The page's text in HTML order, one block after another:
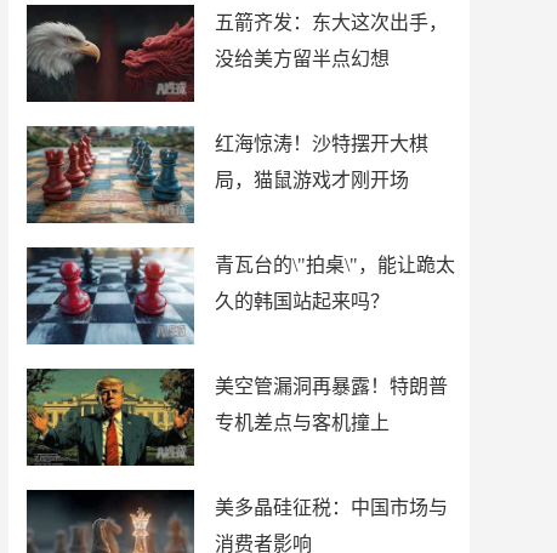
五箭齐发：东大这次出手，
没给美方留半点幻想
红海惊涛！沙特摆开大棋
局，猫鼠游戏才刚开场
青瓦台的\"拍桌\"，能让跪太
久的韩国站起来吗？
美空管漏洞再暴露！特朗普
专机差点与客机撞上
美多晶硅征税：中国市场与
消费者影响